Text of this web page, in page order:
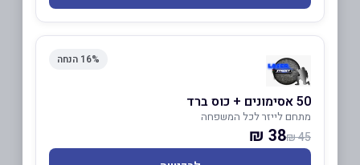
16% הנחה
50 אסימונים + כוס ברד
מתחם לייזר לכל המשפחה
45 ₪
38 ₪